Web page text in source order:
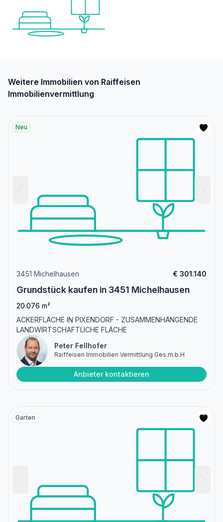
Weitere Immobilien von Raiffeisen
Immobilienvermittlung
Neu
3451 Michelhausen € 301.140
Grundstück kaufen in 3451 Michelhausen
20.076 m²
ACKERFLÄCHE IN PIXENDORF - ZUSAMMENHÄNGENDE
LANDWIRTSCHAFTLICHE FLÄCHE
Peter Fellhofer
Raiffeisen Immobilien Vermittlung Ges.m.b.H
Anbieter kontaktieren
Garten